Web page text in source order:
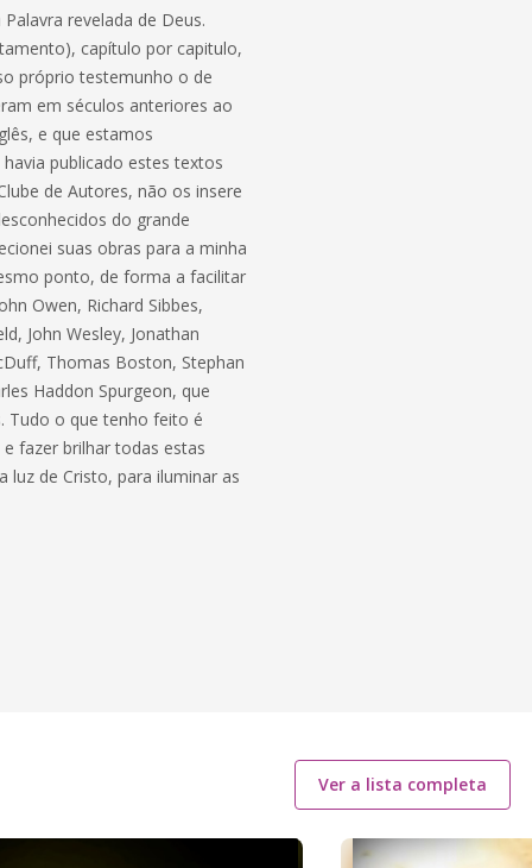
revelada de Deus.
capítulo por capitulo,
próprio testemunho o de
em séculos anteriores ao
e que estamos
publicado estes textos
de Autores, não os insere
do grande
suas obras para a minha
ponto, de forma a facilitar
Owen, Richard Sibbes,
John Wesley, Jonathan
Thomas Boston, Stephan
Haddon Spurgeon, que
Tudo o que tenho feito é
fazer brilhar todas estas
luz de Cristo, para iluminar as
Ver a lista completa